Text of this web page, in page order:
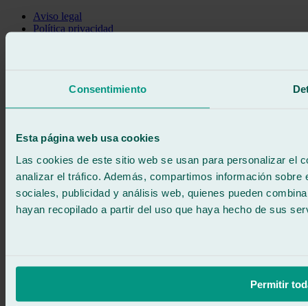
Consentimiento
Esta página web usa cookies
Las cookies de este sitio web se usan para personalizar el
analizar el tráfico. Además, compartimos información
sociales, publicidad y análisis web, quienes pueden
hayan recopilado a partir del uso que haya hecho de sus
Permitir
Aviso legal
Política privacidad
900 333 733